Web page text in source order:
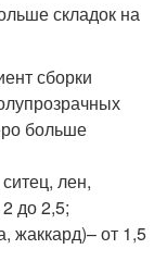
складок на
сборки
больше
лен,
до 2,5;
жаккард)– от 1,5